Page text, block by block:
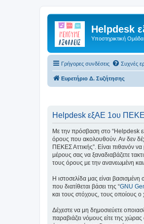
Helpdesk
Υποστηρικτική
Γρήγορες συνδέσεις Συχνές
Ευρετήριο Δ. Συζήτησης
Helpdesk εξΑΕ 1ου
Με την πρόσβαση στο “Helpdesk
όρους που ακολουθούν. Αν δεν
ΠΕΚΕΣ Αττικής”. Είναι πιθανόν
μέρους σας να ξαναδιαβάζετε
τους όρους με την ανανεωμένη
Η ιστοσελίδα μας είναι
που διατίθεται βάσει της “GNU
και τους στόχους, τους οποίους
Δέχεστε να μη δημοσιεύετε
παραβιάζει νόμους είτε της